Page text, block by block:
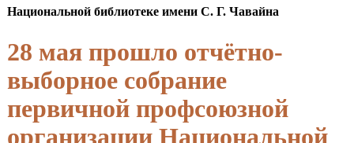
Национальной библиотеке имени С. Г. Чавайна
28 мая прошло отчётно-
выборное собрание
первичной профсоюзной
организации Национальной